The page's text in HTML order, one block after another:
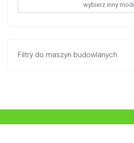
wybierz inny
Filtry do maszyn budowlanych